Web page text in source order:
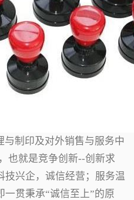
制印及对外销售与服务中
也就是竞争创新--创新求
技兴企，诚信经营；服务温
贯秉承“诚信至上”的原